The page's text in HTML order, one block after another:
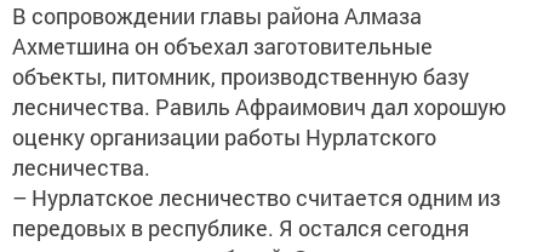
В сопровождении главы района Алмаза
Ахметшина он объехал заготовительные
объекты, питомник, производственную базу
лесничества. Равиль Афраимович дал хорошую
оценку организации работы Нурлатского
лесничества.
– Нурлатское лесничество считается одним из
передовых в республике. Я остался сегодня